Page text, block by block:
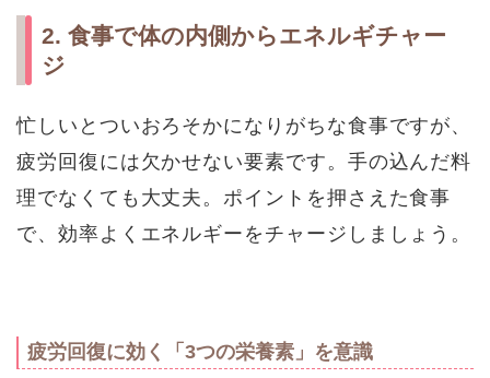
2. 食事で体の内側からエネルギチャー
ジ
忙しいとついおろそかになりがちな食事ですが、
疲労回復には欠かせない要素です。手の込んだ料
理でなくても大丈夫。ポイントを押さえた食事
で、効率よくエネルギーをチャージしましょう。
疲労回復に効く「3つの栄養素」を意識